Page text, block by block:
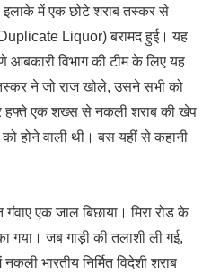
में एक छोटे शराब तस्कर से
Liquor) बरामद हुई। यह
आबकारी विभाग की टीम के लिए यह
ने जो राज खोले, उसने सभी को
हफ्ते एक शख्स से नकली शराब की खेप
होने वाली थी। बस यहीं से कहानी
गंवाए एक जाल बिछाया। मिरा रोड के
गया। जब गाड़ी की तलाशी ली गई,
भारतीय निर्मित विदेशी शराब